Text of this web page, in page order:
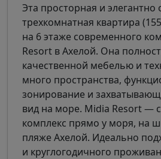
Эта просторная и
трехкомнатная квартира
на 6 этаже современного
Resort в Ахелой. Она
качественной мебелью и
много пространства,
зонирование и
вид на море. Midia Resort —
комплекс прямо у моря, на
пляже Ахелой. Идеально
и круглогодичного